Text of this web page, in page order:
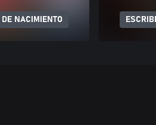
NACIMIENTO